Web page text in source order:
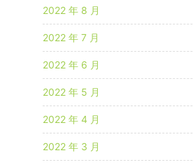
2022 年 8 月
2022 年 7 月
2022 年 6 月
2022 年 5 月
2022 年 4 月
2022 年 3 月